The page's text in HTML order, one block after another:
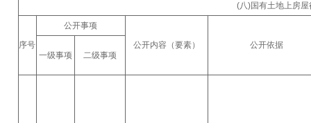
(八)国有土地上房
序号
公开事项
公开内容（要素）
公开依据
一级事项
二级事项